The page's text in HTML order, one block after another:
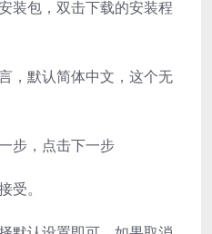
装包，双击下载的安装程
，默认简体中文，这个无
步，点击下一步
受。